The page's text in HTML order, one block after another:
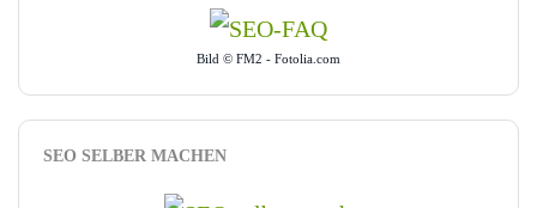
Bild © FM2 - Fotolia.com
SEO SELBER MACHEN